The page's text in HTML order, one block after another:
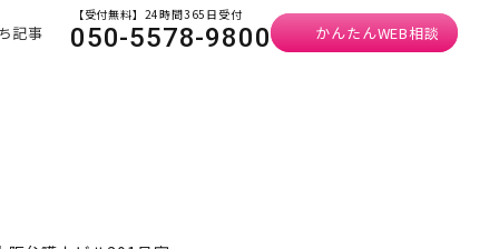
記事
【受付無料】24時間365日受付
050-5578-9800 かんたんWEB相談